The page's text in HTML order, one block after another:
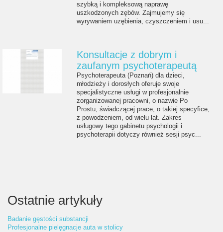
szybką i kompleksową naprawę
uszkodzonych zębów. Zajmujemy się
wyrywaniem uzębienia, czyszczeniem i usu...
Konsultacje z dobrym i
zaufanym psychoterapeutą
Psychoterapeuta (Poznań) dla dzieci,
młodzieży i dorosłych oferuje swoje
specjalistyczne usługi w profesjonalnie
zorganizowanej pracowni, o nazwie Po
Prostu, świadczącej prace, o takiej specyfice,
z powodzeniem, od wielu lat. Zakres
usługowy tego gabinetu psychologii i
psychoterapii dotyczy również sesji psyc...
Ostatnie artykuły
Badanie gęstości substancji
Profesjonalne pielęgnacje auta w stolicy